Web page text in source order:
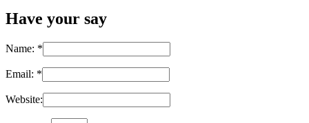
Have your say
Name: *
Email: *
Website: